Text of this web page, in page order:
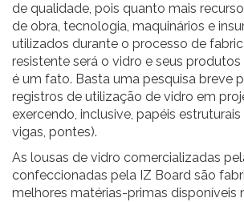
de qualidade, pois quanto mais
de obra, tecnologia, maquinários e
utilizados durante o processo de
resistente será o vidro e seus produtos
é um fato. Basta uma pesquisa breve
registros de utilização de vidro em
exercendo, inclusive, papéis
vigas, pontes).
As lousas de vidro comercializadas
confeccionadas pela IZ Board são
melhores matérias-primas disponíveis